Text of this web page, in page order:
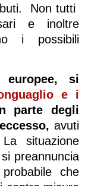
Non tutti
e inoltre
i possibili
si
e i
parte degli
avuti
situazione
preannuncia
che